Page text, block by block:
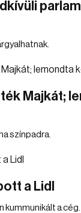
Majkát;
színpadra.
a Lidl
a cég.